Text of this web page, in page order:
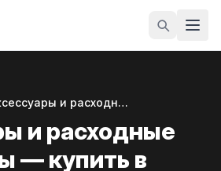
Аксессуары и расходные материалы
и расходные
— купить в